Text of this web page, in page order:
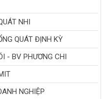
NHI
QUÁT ĐỊNH KỲ
- BV PHƯƠNG CHI
NGHIỆP